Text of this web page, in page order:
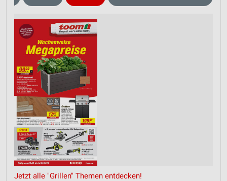
Jetzt alle "Grillen" Themen entdecken!